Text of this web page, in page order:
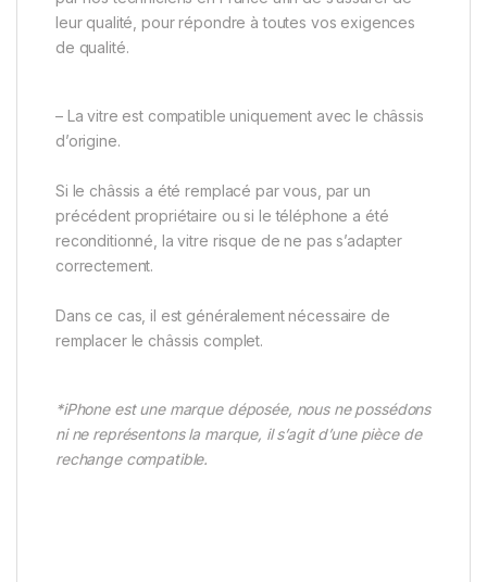
leur qualité, pour répondre à toutes vos exigences
de qualité.
– La vitre est compatible uniquement avec le châssis
d’origine.
Si le châssis a été remplacé par vous, par un
précédent propriétaire ou si le téléphone a été
reconditionné, la vitre risque de ne pas s’adapter
correctement.
Dans ce cas, il est généralement nécessaire de
remplacer le châssis complet.
*iPhone est une marque déposée, nous ne possédons
ni ne représentons la marque, il s’agit d’une pièce de
rechange compatible.